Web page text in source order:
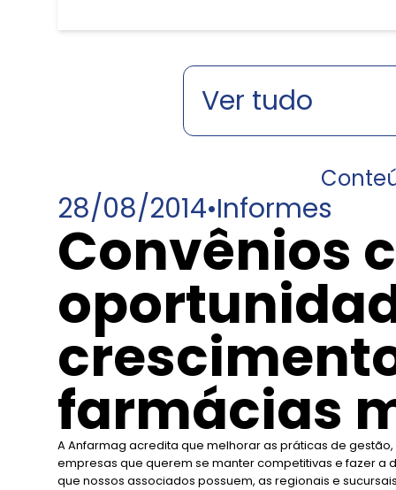
28/08/2014•Informes
Convênios
farmácias
A Anfarmag acredita que melhorar as práticas de
empresas que querem se manter competitivas e fazer a
que nossos associados possuem, as regionais e